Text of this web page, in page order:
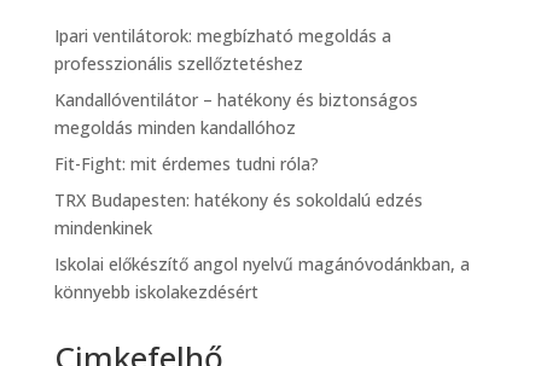
Ipari ventilátorok: megbízható megoldás a
professzionális szellőztetéshez
Kandallóventilátor – hatékony és biztonságos
megoldás minden kandallóhoz
Fit-Fight: mit érdemes tudni róla?
TRX Budapesten: hatékony és sokoldalú edzés
mindenkinek
Iskolai előkészítő angol nyelvű magánóvodánkban, a
könnyebb iskolakezdésért